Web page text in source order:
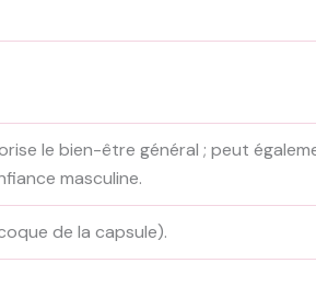
le bien-être général ; peut
masculine.
de la capsule).